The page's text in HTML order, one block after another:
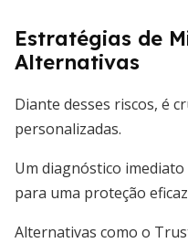
Estratégias de
Alternativas
Diante desses riscos, é
personalizadas.
Um diagnóstico
para uma proteção
Alternativas como o